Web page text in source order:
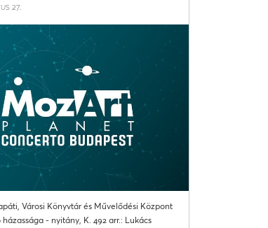
27.
Városi Könyvtár és Művelődési Központ
- nyitány, K. 492 arr.: Lukács